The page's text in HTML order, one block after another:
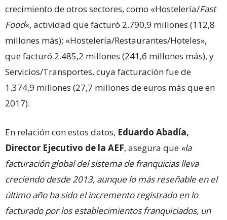
crecimiento de otros sectores, como «Hostelería/Fast
Food«, actividad que facturó 2.790,9 millones (112,8
millones más); «Hostelería/Restaurantes/Hoteles»,
que facturó 2.485,2 millones (241,6 millones más), y
Servicios/Transportes, cuya facturación fue de
1.374,9 millones (27,7 millones de euros más que en
2017).
En relación con estos datos, Eduardo Abadía,
Director Ejecutivo de la AEF, asegura que «la
facturación global del sistema de franquicias lleva
creciendo desde 2013, aunque lo más reseñable en el
último año ha sido el incremento registrado en lo
facturado por los establecimientos franquiciados, un